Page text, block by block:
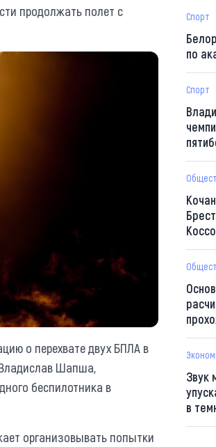
продолжать полет с
о перехвате двух БПЛА в
Шапша,
беспилотника в
организовывать попытки
Спорт
по
Спорт
Звук
в